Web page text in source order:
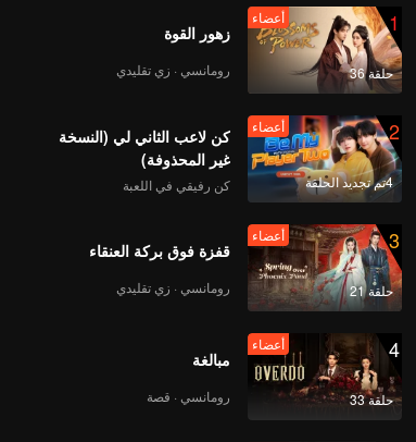
26
27 1
حلقة 36
أعضاء
زهور القوة
رومانسي · زي تقليدي
2
4تم تجديد الحلقة
أعضاء
كن لاعب الثاني لي (النسخة
غير المحذوفة)
كن رفيقي في اللعبة
3
حلقة 21
أعضاء
قفزة فوق بركة العنقاء
رومانسي · زي تقليدي
4
حلقة 33
أعضاء
مبالغة
رومانسي · قصة